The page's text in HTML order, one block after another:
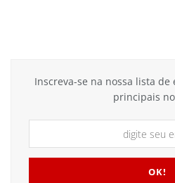
Inscreva-se na nossa lista
principais